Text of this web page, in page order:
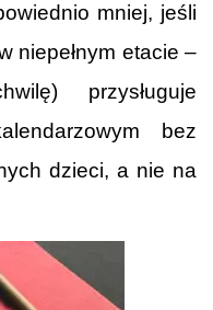
mniej, jeśli
niepełnym etacie –
przysługuje
bez
dzieci, a nie na